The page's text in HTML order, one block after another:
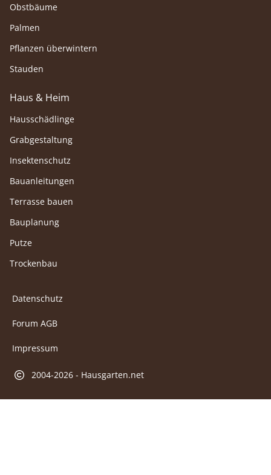
Obstbäume
Palmen
Pflanzen überwintern
Stauden
Haus & Heim
Hausschädlinge
Grabgestaltung
Insektenschutz
Bauanleitungen
Terrasse bauen
Bauplanung
Putze
Trockenbau
Datenschutz
Forum AGB
Impressum
2004-2026 - Hausgarten.net